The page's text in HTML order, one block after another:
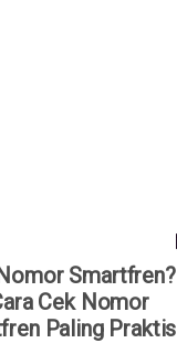
Smartfren?
Cek Nomor
Paling Praktis